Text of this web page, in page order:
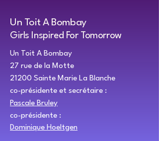
Un Toit A Bombay
Girls Inspired For Tomorrow
Un Toit A Bombay
27 rue de la Motte
21200 Sainte Marie La Blanche
co-présidente et secrétaire :
Pascale Bruley
co-présidente :
Dominique Hoeltgen